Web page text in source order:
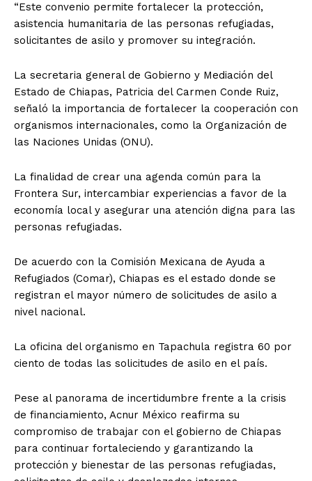
“Este convenio permite fortalecer la protección,
asistencia humanitaria de las personas refugiadas,
solicitantes de asilo y promover su integración.
La secretaria general de Gobierno y Mediación del
Estado de Chiapas, Patricia del Carmen Conde Ruiz,
señaló la importancia de fortalecer la cooperación con
organismos internacionales, como la Organización de
las Naciones Unidas (ONU).
La finalidad de crear una agenda común para la
Frontera Sur, intercambiar experiencias a favor de la
economía local y asegurar una atención digna para las
personas refugiadas.
De acuerdo con la Comisión Mexicana de Ayuda a
Refugiados (Comar), Chiapas es el estado donde se
registran el mayor número de solicitudes de asilo a
nivel nacional.
La oficina del organismo en Tapachula registra 60 por
ciento de todas las solicitudes de asilo en el país.
Pese al panorama de incertidumbre frente a la crisis
de financiamiento, Acnur México reafirma su
compromiso de trabajar con el gobierno de Chiapas
para continuar fortaleciendo y garantizando la
protección y bienestar de las personas refugiadas,